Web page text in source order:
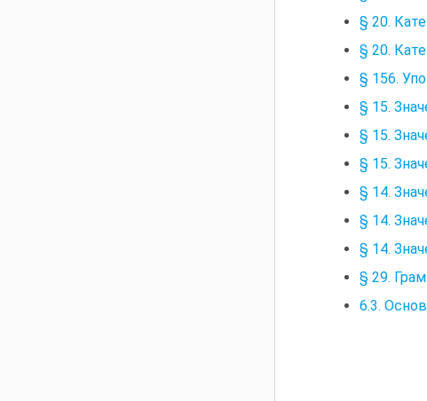
§ 20.
§ 20.
§ 156.
§ 15.
§ 15.
§ 15.
§ 14.
§ 14.
§ 14.
§ 29.
6.3.